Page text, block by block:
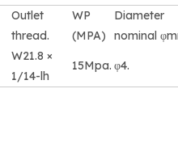
Outlet
thread.
WP
(MPA)
Diameter
nominal
W21.8 ×
1/14-lh
15Mpa. φ4.